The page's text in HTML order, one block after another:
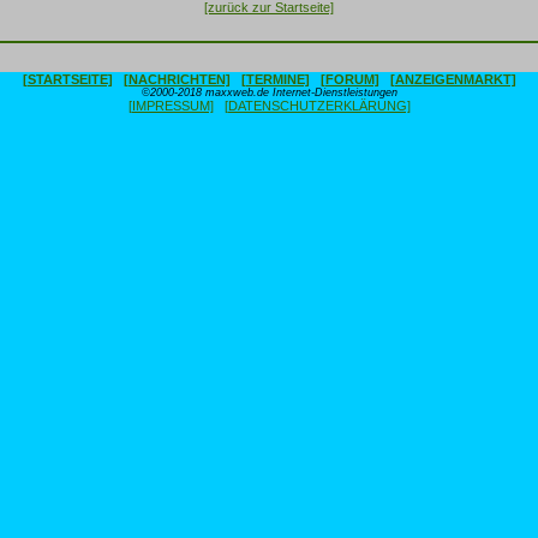
[zurück zur Startseite]
[STARTSEITE] [NACHRICHTEN] [TERMINE] [FORUM] [ANZEIGENMARKT]
©2000-2018 maxxweb.de Internet-Dienstleistungen
[IMPRESSUM] [DATENSCHUTZERKLÄRUNG]